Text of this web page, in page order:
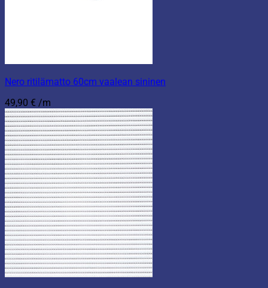
Nero ritilämatto 60cm vaalean sininen
49,90 € /m